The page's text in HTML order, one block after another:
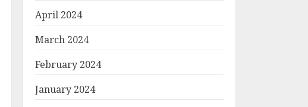
April 2024
March 2024
February 2024
January 2024